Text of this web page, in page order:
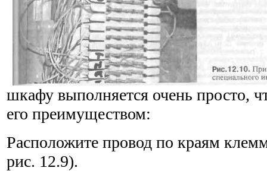
шкафу выполняется очень просто,
его пре­имуществом:
Расположите провод по краям
рис. 12.9).